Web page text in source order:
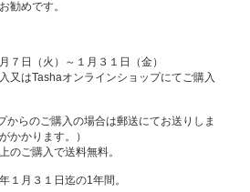
勧めです。
７日（火）～１月３１日（金）
又はTashaオンラインショップにてご購入
からのご購入の場合は郵送にてお送りしま
かかります。）
のご購入で送料無料。
１月３１日迄の1年間。